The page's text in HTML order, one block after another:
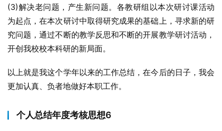
(3)解决老问题，产生新问题。各教研组以本次研讨课活动
为起点，在本次研讨中取得研究成果的基础上，寻求新的研
究问题，通过不断的教学反思和不断的开展教学研讨活动，
开创我校校本科研的新局面。
以上就是我这个学年以来的工作总结，在今后的日子，我会
更加认真、负者地做好本职工作。
个人总结年度考核思想6